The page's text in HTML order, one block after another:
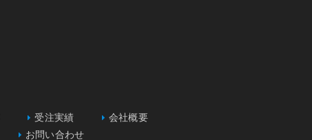
受注実績
会社概要
お問い合わせ